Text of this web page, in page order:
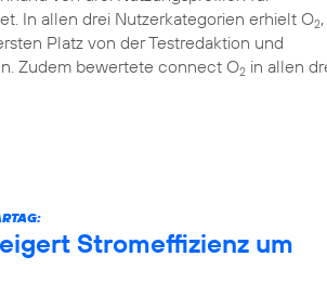
In allen drei Nutzerkategorien erhielt O2,
Platz von der Testredaktion und
Zudem bewertete connect O2 in allen
Stromeffizienz um